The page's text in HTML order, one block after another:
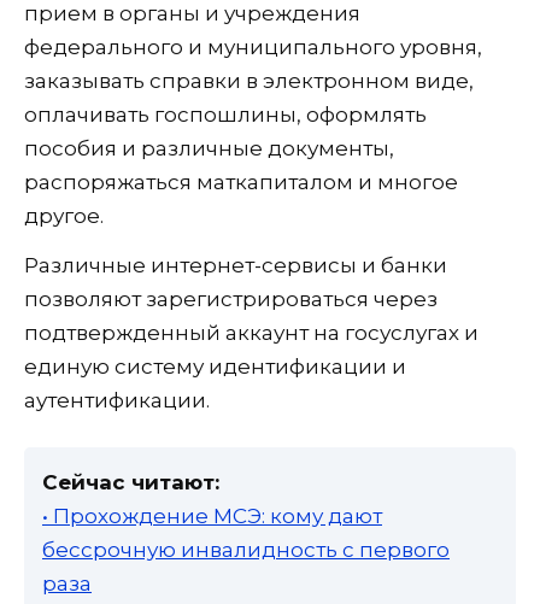
прием в органы и учреждения
федерального и муниципального уровня,
заказывать справки в электронном виде,
оплачивать госпошлины, оформлять
пособия и различные документы,
распоряжаться маткапиталом и многое
другое.
Различные интернет-сервисы и банки
позволяют зарегистрироваться через
подтвержденный аккаунт на госуслугах и
единую систему идентификации и
аутентификации.
Сейчас читают:
• Прохождение МСЭ: кому дают
бессрочную инвалидность с первого
раза